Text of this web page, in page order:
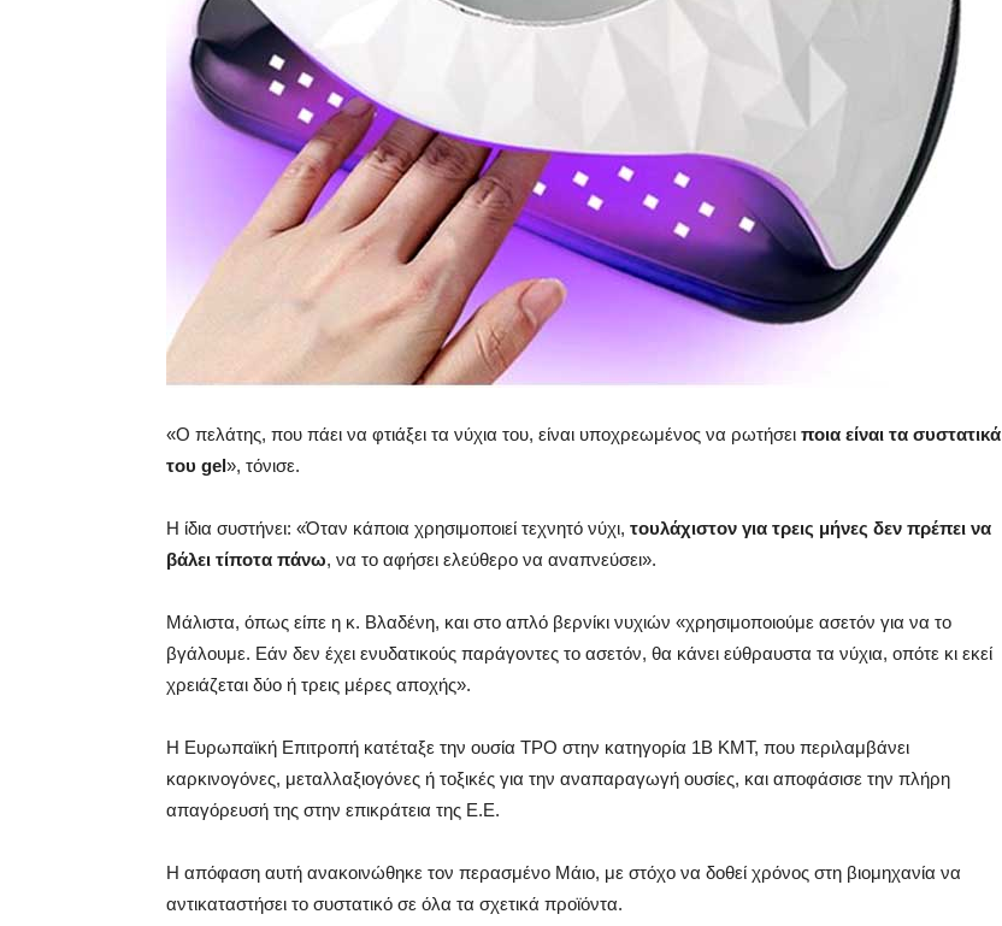
«Ο πελάτης, που πάει να φτιάξει τα νύχια του, είναι υποχρεωμένος να ρωτήσει ποια είναι τα συστατικά
του gel», τόνισε.
Η ίδια συστήνει: «Όταν κάποια χρησιμοποιεί τεχνητό νύχι, τουλάχιστον για τρεις μήνες δεν πρέπει να
βάλει τίποτα πάνω, να το αφήσει ελεύθερο να αναπνεύσει».
Μάλιστα, όπως είπε η κ. Βλαδένη, και στο απλό βερνίκι νυχιών «χρησιμοποιούμε ασετόν για να το
βγάλουμε. Εάν δεν έχει ενυδατικούς παράγοντες το ασετόν, θα κάνει εύθραυστα τα νύχια, οπότε κι εκεί
χρειάζεται δύο ή τρεις μέρες αποχής».
Η Ευρωπαϊκή Επιτροπή κατέταξε την ουσία TPO στην κατηγορία 1Β ΚΜΤ, που περιλαμβάνει
καρκινογόνες, μεταλλαξιογόνες ή τοξικές για την αναπαραγωγή ουσίες, και αποφάσισε την πλήρη
απαγόρευσή της στην επικράτεια της Ε.Ε.
Η απόφαση αυτή ανακοινώθηκε τον περασμένο Μάιο, με στόχο να δοθεί χρόνος στη βιομηχανία να
αντικαταστήσει το συστατικό σε όλα τα σχετικά προϊόντα.